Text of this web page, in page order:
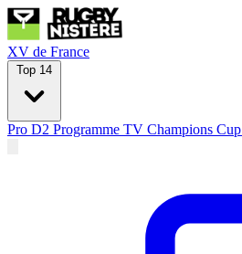
XV de France
Top 14
Pro D2 Programme TV Champions Cup